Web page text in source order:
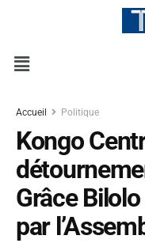
Accueil Politique
Kongo
Grâce
par